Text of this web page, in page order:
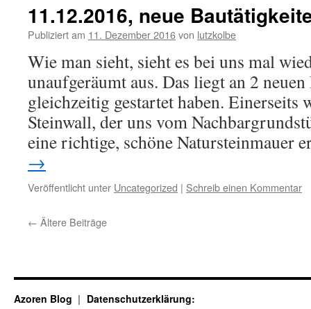
11.12.2016, neue
Publiziert am 11. Dezember 2016von lutzkolbe
Wie man sieht, sieht es bei uns mal
unaufgeräumt aus. Das liegt an 2
gleichzeitig gestartet haben. Einerseits
Steinwall, der uns vom
eine richtige, schöne Natursteinmauer
→
Veröffentlicht unter Uncategorized | Schreib einen Kommentar
← Ältere Beiträge
Azoren Blog Datenschutzerklärung: